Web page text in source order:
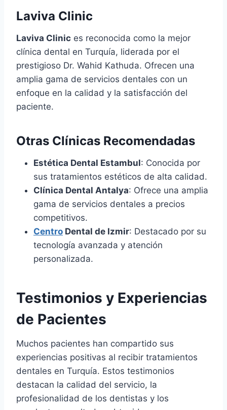
Laviva Clinic
Laviva Clinic es reconocida como la mejor
clínica dental en Turquía, liderada por el
prestigioso Dr. Wahid Kathuda. Ofrecen una
amplia gama de servicios dentales con un
enfoque en la calidad y la satisfacción del
paciente.
Otras Clínicas Recomendadas
Estética Dental Estambul: Conocida por
sus tratamientos estéticos de alta calidad.
Clínica Dental Antalya: Ofrece una amplia
gama de servicios dentales a precios
competitivos.
Centro Dental de Izmir: Destacado por su
tecnología avanzada y atención
personalizada.
Testimonios y Experiencias
de Pacientes
Muchos pacientes han compartido sus
experiencias positivas al recibir tratamientos
dentales en Turquía. Estos testimonios
destacan la calidad del servicio, la
profesionalidad de los dentistas y los